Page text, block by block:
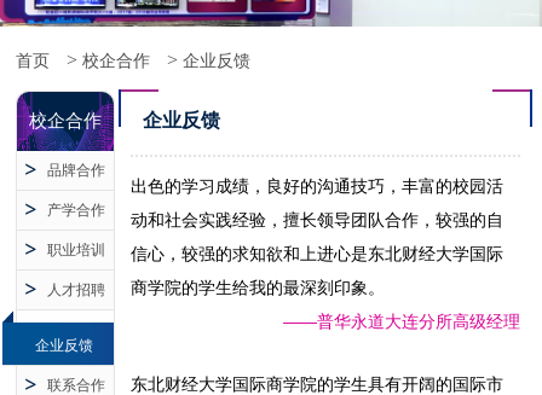
首页 >校企合作 >企业反馈
校企合作
品牌合作
产学合作
职业培训
人才招聘
企业反馈
联系合作
企业反馈
出色的学习成绩，良好的沟通技巧，丰富的校园活
动和社会实践经验，擅长领导团队合作，较强的自
信心，较强的求知欲和上进心是东北财经大学国际
商学院的学生给我的最深刻印象。
——普华永道大连分所高级经理
东北财经大学国际商学院的学生具有开阔的国际市